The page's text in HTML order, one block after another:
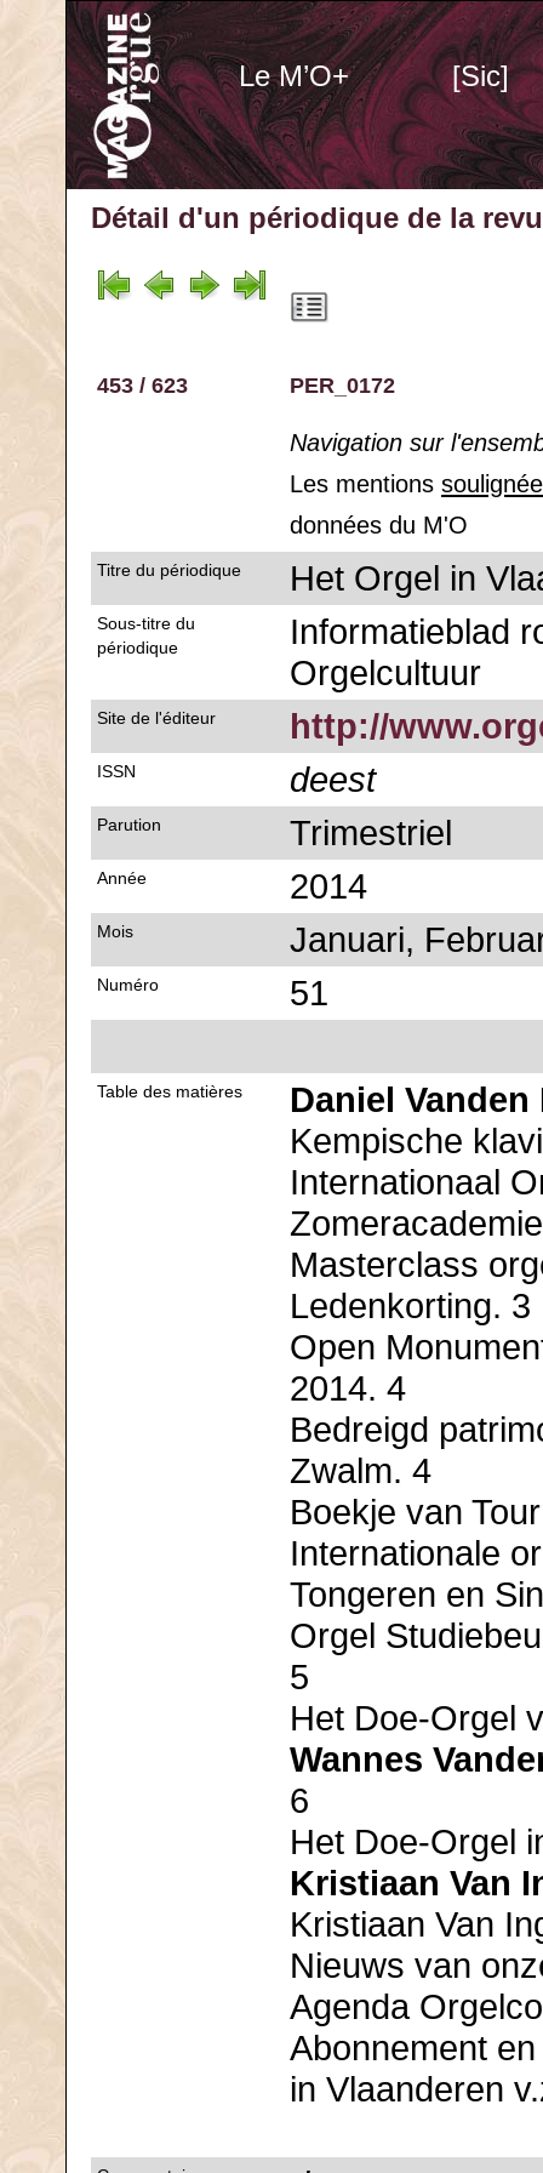
Le M’O+ [Sic]
Détail d'un périodique de la
453 / 623 PER_0172
Navigation sur
Les mentions
données du M'O
Titre du périodique Het Orgel in
Sous-titre du
périodique
Informatieblad
Orgelcultuur
Site de l'éditeur http://
ISSN deest
Parution Trimestriel
Année 2014
Mois Januari,
Numéro 51
Table des matières
Daniel Vanden
Kempische
Internationaal
Masterclass
Ledenkorting. 3
Open
2014. 4
Bedreigd
Zwalm. 4
Boekje van
Internationale
Tongeren en
Orgel
5
Het Doe-Orgel
Wannes
6
Het Doe-Orgel
Kristiaan Van
Kristiaan Van
Nieuws van
Agenda
Abonnement
in Vlaanderen